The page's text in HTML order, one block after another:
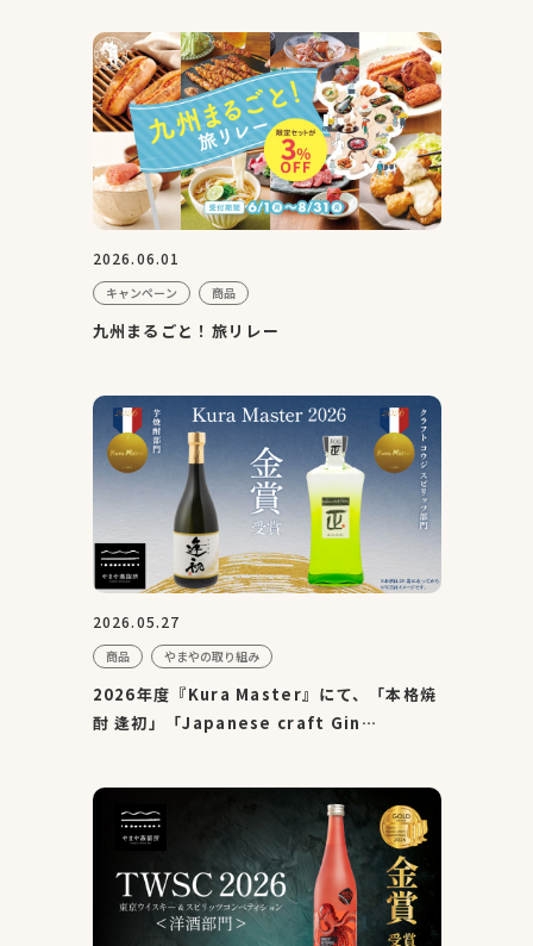
2026.06.01
キャンペーン 商品
九州まるごと！旅リレー
2026.05.27
商品 やまやの取り組み
2026年度『Kura Master』にて、「本格焼
酎 逢初」「Japanese craft Gin